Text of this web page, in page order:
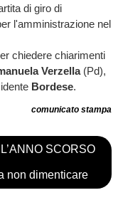
di giro di
l'amministrazione nel
chiedere chiarimenti
Verzella(Pd),
Bordese.
comunicato stampa
SCORSO
non dimenticare